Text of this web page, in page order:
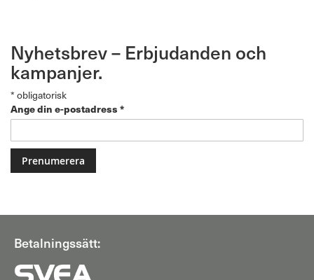
Nyhetsbrev – Erbjudanden och
kampanjer.
* obligatorisk
Ange din e-postadress *
Betalningssätt: